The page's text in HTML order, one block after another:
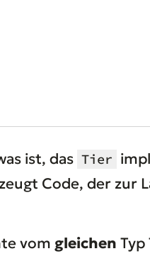
ist, das Tier
Code, der zur
vom gleichen Typ